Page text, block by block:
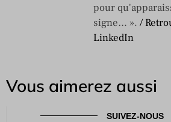
pour
signe… ». /
LinkedIn
Vous aimerez aussi
SUIVEZ-NOUS